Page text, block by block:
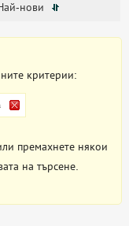
нови
критерии:
премахнете някои
на търсене.